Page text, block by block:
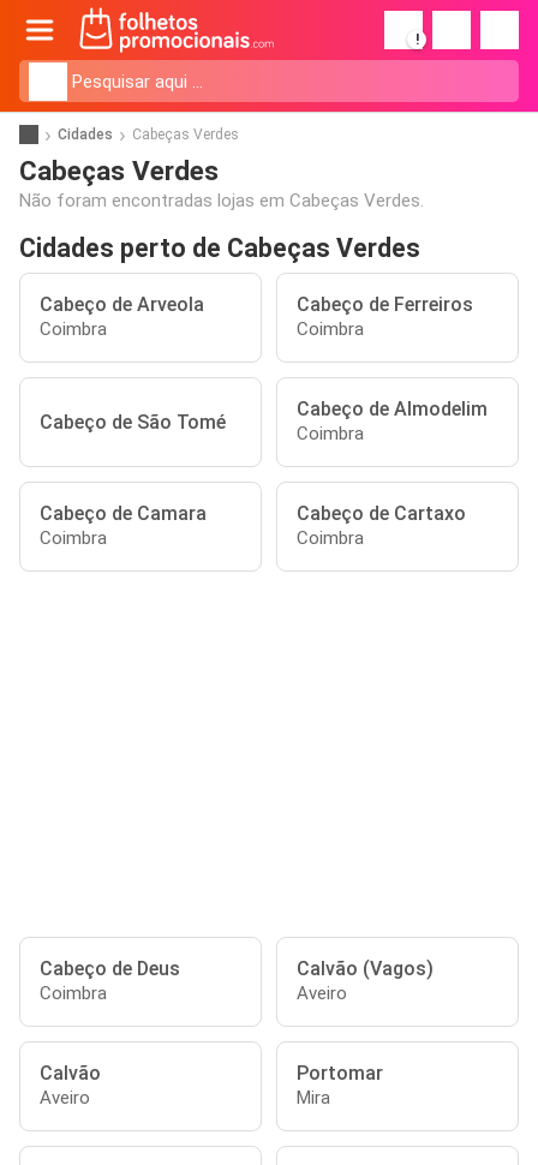
!
Cidades Cabeças Verdes
Cabeças Verdes
Não foram encontradas lojas em Cabeças Verdes.
Cidades perto de Cabeças Verdes
Cabeço de Arveola
Coimbra
Cabeço de Ferreiros
Coimbra
Cabeço de São Tomé
Cabeço de Almodelim
Coimbra
Cabeço de Camara
Coimbra
Cabeço de Cartaxo
Coimbra
Cabeço de Deus
Coimbra
Calvão (Vagos)
Aveiro
Calvão
Aveiro
Portomar
Mira